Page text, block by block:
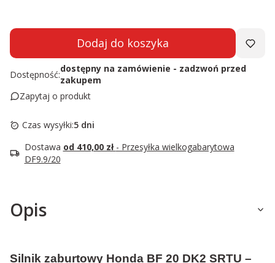
Dodaj do koszyka
Dostępność:dostępny na zamówienie - zadzwoń przed
zakupem
Zapytaj o produkt
Czas wysyłki:5 dni
Dostawa od 410,00 zł - Przesyłka wielkogabarytowa
DF9.9/20
Opis
Silnik zaburtowy Honda BF 20 DK2 SRTU –